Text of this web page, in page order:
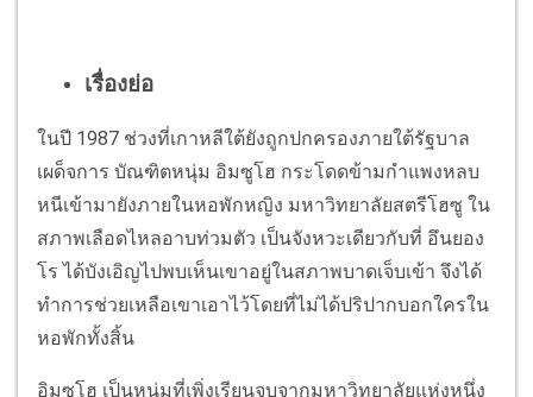
เรื่องย่อ
ในปี 1987 ช่วงที่เกาหลีใต้ยังถูกปกครองภายใต้รัฐบาล
เผด็จการ บัณฑิตหนุ่ม อิมซูโฮ กระโดดข้ามกำแพงหลบ
หนีเข้ามายังภายในหอพักหญิง มหาวิทยาลัยสตรีโฮซู ใน
สภาพเลือดไหลอาบท่วมตัว เป็นจังหวะเดียวกับที่ อึนยอง
โร ได้บังเอิญไปพบเห็นเขาอยู่ในสภาพบาดเจ็บเข้า จึงได้
ทำการช่วยเหลือเขาเอาไว้โดยที่ไม่ได้ปริปากบอกใครใน
หอพักทั้งสิ้น
อิมซูโฮ เป็นหนุ่มที่เพิ่งเรียนจบจากมหาวิทยาลัยแห่งหนึ่ง